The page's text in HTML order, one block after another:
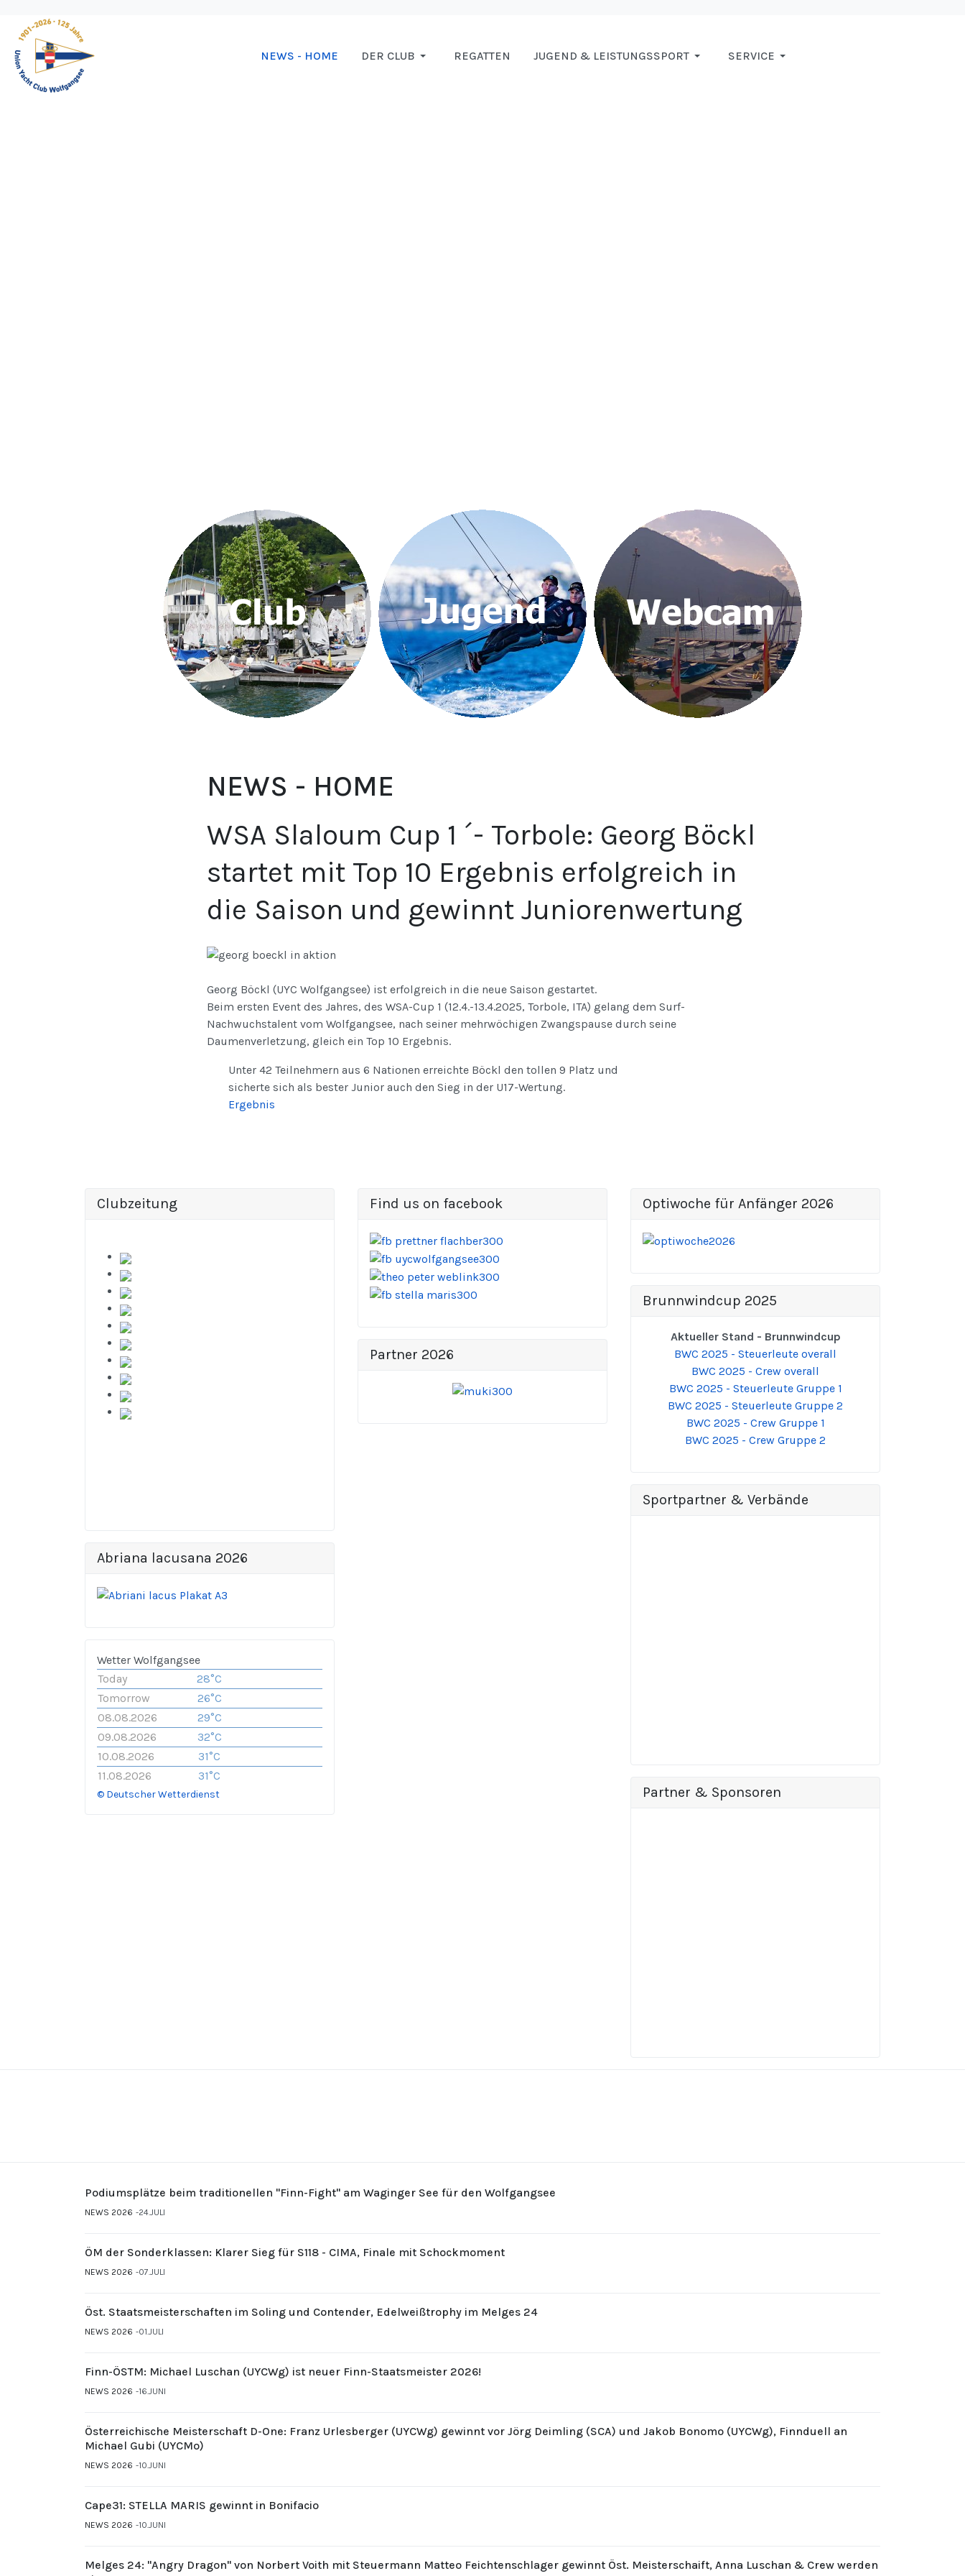
NEWS - HOME DER CLUB REGATTEN JUGEND & LEISTUNGSSPORT SERVICE
NEWS - HOME
WSA Slaloum Cup 1 ´- Torbole: Georg Böckl
startet mit Top 10 Ergebnis erfolgreich in
die Saison und gewinnt Juniorenwertung
Georg Böckl (UYC Wolfgangsee) ist erfolgreich in die neue Saison gestartet.
Beim ersten Event des Jahres, des WSA-Cup 1 (12.4.-13.4.2025, Torbole, ITA) gelang dem Surf-
Nachwuchstalent vom Wolfgangsee, nach seiner mehrwöchigen Zwangspause durch seine
Daumenverletzung, gleich ein Top 10 Ergebnis.
Unter 42 Teilnehmern aus 6 Nationen erreichte Böckl den tollen 9 Platz und
sicherte sich als bester Junior auch den Sieg in der U17-Wertung.
Ergebnis
Clubzeitung
Abriana lacusana 2026
Wetter Wolfgangsee
Today
28°C
Tomorrow
26°C
08.08.2026
29°C
09.08.2026
32°C
10.08.2026
31°C
11.08.2026
31°C
© Deutscher Wetterdienst
Find us on facebook
Partner 2026
Optiwoche für Anfänger 2026
Brunnwindcup 2025
Aktueller Stand - Brunnwindcup
BWC 2025 - Steuerleute overall
BWC 2025 - Crew overall
BWC 2025 - Steuerleute Gruppe 1
BWC 2025 - Steuerleute Gruppe 2
BWC 2025 - Crew Gruppe 1
BWC 2025 - Crew Gruppe 2
Sportpartner & Verbände
Partner & Sponsoren
Podiumsplätze beim traditionellen "Finn-Fight" am Waginger See für den Wolfgangsee
NEWS 2026 24.JULI
ÖM der Sonderklassen: Klarer Sieg für S118 - CIMA, Finale mit Schockmoment
NEWS 2026 07.JULI
Öst. Staatsmeisterschaften im Soling und Contender, Edelweißtrophy im Melges 24
NEWS 2026 01.JULI
Finn-ÖSTM: Michael Luschan (UYCWg) ist neuer Finn-Staatsmeister 2026!
NEWS 2026 16.JUNI
Österreichische Meisterschaft D-One: Franz Urlesberger (UYCWg) gewinnt vor Jörg Deimling (SCA) und Jakob Bonomo (UYCWg), Finnduell an
Michael Gubi (UYCMo)
NEWS 2026 10.JUNI
Cape31: STELLA MARIS gewinnt in Bonifacio
NEWS 2026 10.JUNI
Melges 24: "Angry Dragon" von Norbert Voith mit Steuermann Matteo Feichtenschlager gewinnt Öst. Meisterschaift, Anna Luschan & Crew werden